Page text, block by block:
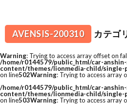
AVENSIS-200310 カテゴ
Warning: Trying to access array offset on
/home/r0144579/public_html/car-
content/themes/lionmedia-child/single-
on line502Warning: Trying to access array
/home/r0144579/public_html/car-
content/themes/lionmedia-child/single-
on line503Warning: Trying to access array